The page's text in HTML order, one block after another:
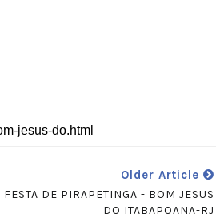
Older Article
DE PIRAPETINGA - BOM JESUS
DO ITABAPOANA-RJ